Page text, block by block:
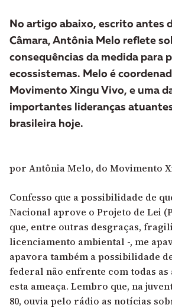
No artigo abaixo, escrito antes
Câmara, Antônia Melo reflete
consequências da medida para
ecossistemas. Melo é
Movimento Xingu Vivo, e uma
importantes lideranças
brasileira hoje.
por Antônia Melo, do Movimento
Confesso que a possibilidade de
Nacional aprove o Projeto de Lei
que, entre outras desgraças,
licenciamento ambiental -, me
apavora também a possibilidade
federal não enfrente com todas as
esta ameaça. Lembro que, na
80, ouvia pelo rádio as notícias